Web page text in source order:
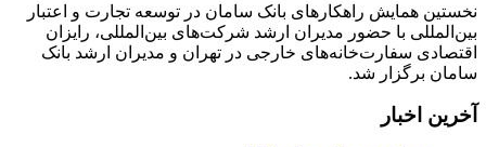
نخستین همایش راهکارهای بانک سامان در توسعه تجارت و اعتبار
بین‌‎المللی با حضور مدیران ارشد شرکت‌های بین‌المللی، رایزان
اقتصادی سفارت‌خانه‌های خارجی در تهران و مدیران ارشد بانک
سامان برگزار شد.
آخرین اخبار